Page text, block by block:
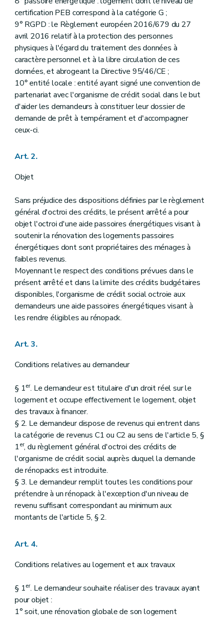
certification PEB correspond à la catégorie G ;
9° RGPD : le Règlement européen 2016/679 du 27
avril 2016 relatif à la protection des personnes
physiques à l'égard du traitement des données à
caractère personnel et à la libre circulation de ces
données, et abrogeant la Directive 95/46/CE ;
10° entité locale : entité ayant signé une convention de
partenariat avec l'organisme de crédit social dans le but
d'aider les demandeurs à constituer leur dossier de
demande de prêt à tempérament et d'accompagner
ceux-ci.
Art. 2.
Objet
Sans préjudice des dispositions définies par le règlement
général d'octroi des crédits, le présent arrêté a pour
objet l'octroi d'une aide passoires énergétiques visant à
soutenir la rénovation des logements passoires
énergétiques dont sont propriétaires des ménages à
faibles revenus.
Moyennant le respect des conditions prévues dans le
présent arrêté et dans la limite des crédits budgétaires
disponibles, l'organisme de crédit social octroie aux
demandeurs une aide passoires énergétiques visant à
les rendre éligibles au rénopack.
Art. 3.
Conditions relatives au demandeur
§ 1er. Le demandeur est titulaire d'un droit réel sur le
logement et occupe effectivement le logement, objet
des travaux à financer.
§ 2. Le demandeur dispose de revenus qui entrent dans
la catégorie de revenus C1 ou C2 au sens de l'article 5, §
1er, du règlement général d'octroi des crédits de
l'organisme de crédit social auprès duquel la demande
de rénopacks est introduite.
§ 3. Le demandeur remplit toutes les conditions pour
prétendre à un rénopack à l'exception d'un niveau de
revenu suffisant correspondant au minimum aux
montants de l'article 5, § 2.
Art. 4.
Conditions relatives au logement et aux travaux
§ 1er. Le demandeur souhaite réaliser des travaux ayant
pour objet :
1° soit, une rénovation globale de son logement